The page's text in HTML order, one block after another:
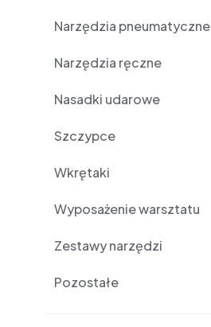
Narzędzia pneumatyczne
Narzędzia ręczne
Nasadki udarowe
Szczypce
Wkrętaki
Wyposażenie warsztatu
Zestawy narzędzi
Pozostałe